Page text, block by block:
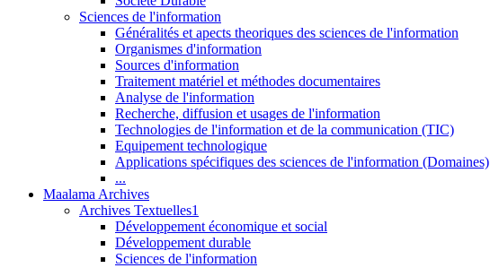
Sciences de l'information
Généralités et apects theoriques des sciences de l'information
Organismes d'information
Sources d'information
Traitement matériel et méthodes documentaires
Analyse de l'information
Recherche, diffusion et usages de l'information
Technologies de l'information et de la communication (TIC)
Equipement technologique
Applications spécifiques des sciences de l'information (Domaines)
...
Maalama Archives
Archives Textuelles1
Développement économique et social
Développement durable
Sciences de l'information